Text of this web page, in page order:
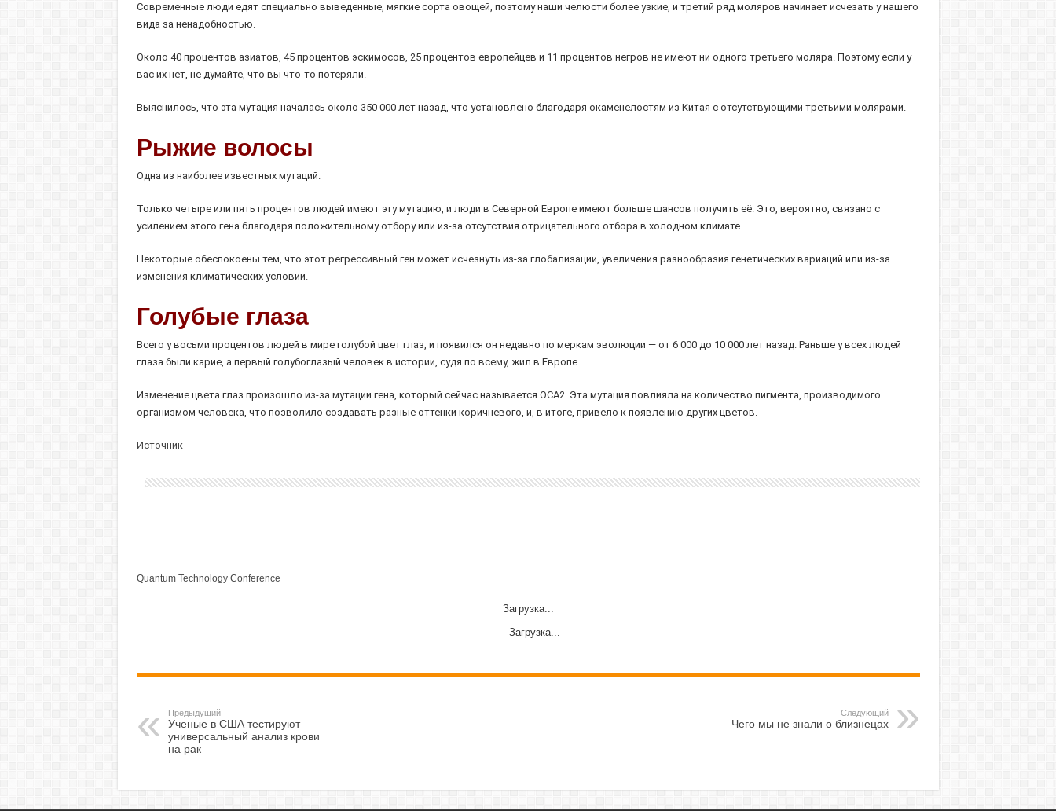
Современные люди едят специально выведенные, мягкие сорта овощей, поэтому наши челюсти более узкие, и третий ряд моляров начинает исчезать у нашего
вида за ненадобностью.
Около 40 процентов азиатов, 45 процентов эскимосов, 25 процентов европейцев и 11 процентов негров не имеют ни одного третьего моляра. Поэтому если у
вас их нет, не думайте, что вы что-то потеряли.
Выяснилось, что эта мутация началась около 350 000 лет назад, что установлено благодаря окаменелостям из Китая с отсутствующими третьими молярами.
Рыжие волосы
Одна из наиболее известных мутаций.
Только четыре или пять процентов людей имеют эту мутацию, и люди в Северной Европе имеют больше шансов получить её. Это, вероятно, связано с
усилением этого гена благодаря положительному отбору или из-за отсутствия отрицательного отбора в холодном климате.
Некоторые обеспокоены тем, что этот регрессивный ген может исчезнуть из-за глобализации, увеличения разнообразия генетических вариаций или из-за
изменения климатических условий.
Голубые глаза
Всего у восьми процентов людей в мире голубой цвет глаз, и появился он недавно по меркам эволюции — от 6 000 до 10 000 лет назад. Раньше у всех людей
глаза были карие, а первый голубоглазый человек в истории, судя по всему, жил в Европе.
Изменение цвета глаз произошло из-за мутации гена, который сейчас называется ОСА2. Эта мутация повлияла на количество пигмента, производимого
организмом человека, что позволило создавать разные оттенки коричневого, и, в итоге, привело к появлению других цветов.
Источник
Quantum Technology Conference
Загрузка...
Загрузка...
Предыдущий
Ученые в США тестируют
универсальный анализ крови
на рак
Следующий
Чего мы не знали о близнецах